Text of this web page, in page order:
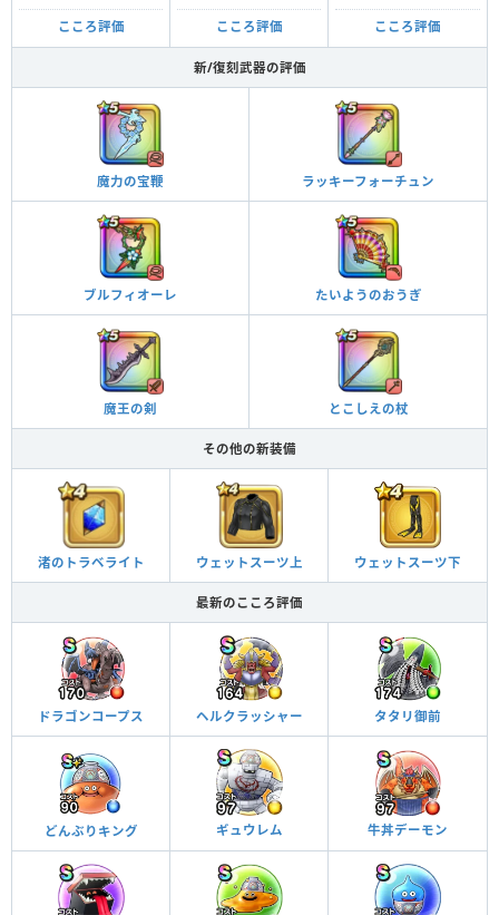
こころ評価 こころ評価 こころ評価
新/復刻武器の評価
魔力の宝鞭 ラッキーフォーチュン
ブルフィオーレ たいようのおうぎ
魔王の剣 とこしえの杖
その他の新装備
渚のトラベライト ウェットスーツ上 ウェットスーツ下
最新のこころ評価
ドラゴンコープス ヘルクラッシャー タタリ御前
どんぶりキング ギュウレム 牛丼デーモン